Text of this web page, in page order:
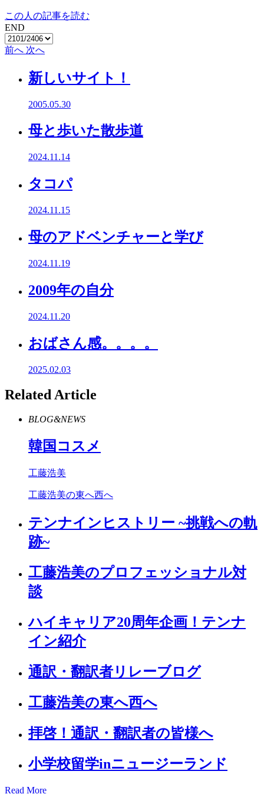
この人の記事を読む
END
前へ 次へ
新しいサイト！
2005.05.30
母と歩いた散歩道
2024.11.14
タコパ
2024.11.15
母のアドベンチャーと学び
2024.11.19
2009年の自分
2024.11.20
おばさん感。。。。
2025.02.03
Related Article
BLOG&NEWS
韓国コスメ
工藤浩美
工藤浩美の東へ西へ
テンナインヒストリー ~挑戦への軌
跡~
工藤浩美のプロフェッショナル対
談
ハイキャリア20周年企画！テンナ
イン紹介
通訳・翻訳者リレーブログ
工藤浩美の東へ西へ
拝啓！通訳・翻訳者の皆様へ
小学校留学inニュージーランド
Read More